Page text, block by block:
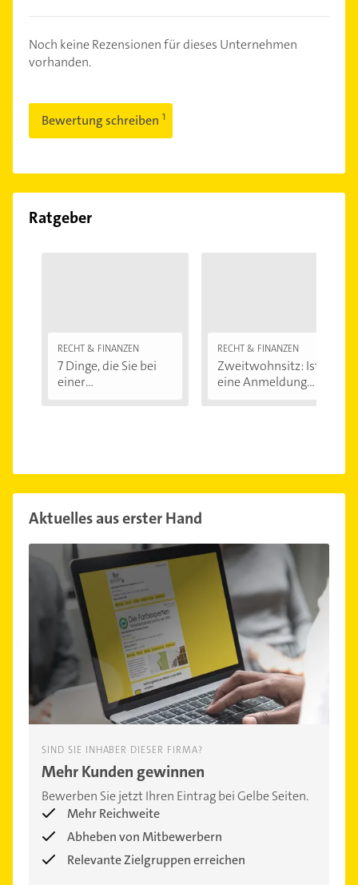
Noch keine Rezensionen für dieses Unternehmen
vorhanden.
Bewertung schreiben
Ratgeber
RECHT & FINANZEN
7 Dinge, die Sie bei
einer
RECHT & FINANZEN
Zweitwohnsitz: Ist
eine Anmeldung...
Aktuelles aus erster Hand
SIND SIE INHABER DIESER FIRMA?
Mehr Kunden gewinnen
Bewerben Sie jetzt Ihren Eintrag bei Gelbe Seiten.
Mehr Reichweite
Abheben von Mitbewerbern
Relevante Zielgruppen erreichen